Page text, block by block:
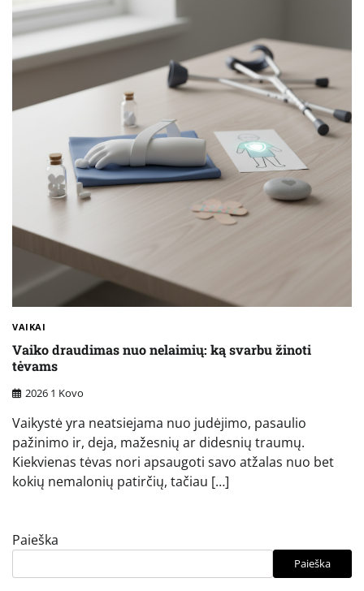
VAIKAI
Vaiko draudimas nuo nelaimių: ką svarbu žinoti
tėvams
2026 1 Kovo
Vaikystė yra neatsiejama nuo judėjimo, pasaulio
pažinimo ir, deja, mažesnių ar didesnių traumų.
Kiekvienas tėvas nori apsaugoti savo atžalas nuo bet
kokių nemalonių patirčių, tačiau […]
Paieška
Paieška